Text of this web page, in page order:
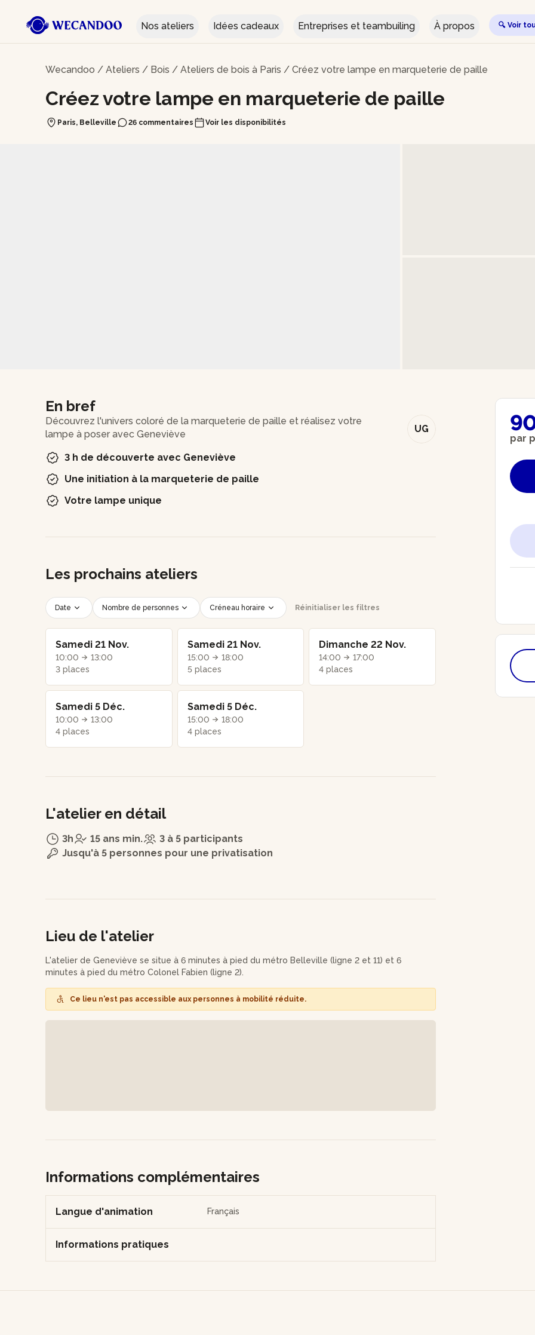
Nos ateliers Idées cadeaux Entreprises et teambuiling À propos 🔍 Voir
Wecandoo / Ateliers / Bois / Ateliers de bois à Paris / Créez votre lampe en marqueterie de paille
Créez votre lampe en marqueterie de paille
Paris, Belleville 26 commentaires Voir les disponibilités
En bref
UG
Découvrez l'univers coloré de la marqueterie de paille et réalisez votre
lampe à poser avec Geneviève
3 h de découverte avec Geneviève
Une initiation à la marqueterie de paille
Votre lampe unique
Les prochains ateliers
Date Nombre de personnes Créneau horaire Réinitialiser les filtres
Samedi 21 Nov.
10:00
13:00
3 places
Samedi 21 Nov.
15:00
18:00
5 places
Dimanche 22 Nov.
14:00
17:00
4 places
Samedi 5 Déc.
10:00
13:00
4 places
Samedi 5 Déc.
15:00
18:00
4 places
L'atelier en détail
3h 15 ans min.
3 à 5 participants
Jusqu'à 5 personnes pour une privatisation
Lieu de l'atelier
L'atelier de Geneviève se situe à 6 minutes à pied du métro Belleville (ligne 2 et 11) et 6
minutes à pied du métro Colonel Fabien (ligne 2).
Ce lieu n'est pas accessible aux personnes à mobilité réduite.
Informations complémentaires
Langue d'animation Français
Informations pratiques
par